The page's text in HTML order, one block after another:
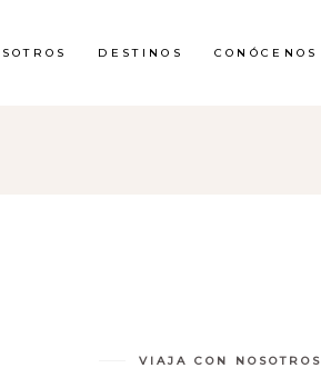
DESTINOS CONÓCENOS
VIAJA CON NOSOTROS